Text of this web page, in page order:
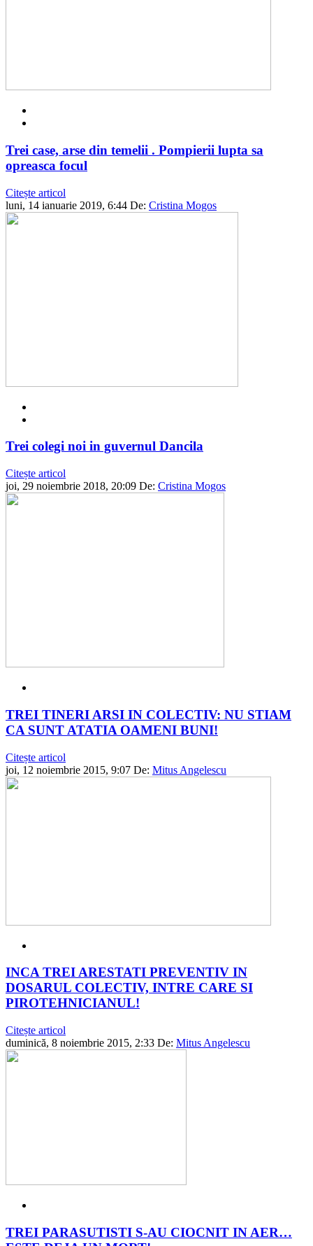
Trei case, arse din temelii . Pompierii lupta sa
opreasca focul
Citește articol
luni, 14 ianuarie 2019, 6:44 De: Cristina Mogos
Trei colegi noi in guvernul Dancila
Citește articol
joi, 29 noiembrie 2018, 20:09 De: Cristina Mogos
TREI TINERI ARSI IN COLECTIV: NU STIAM
CA SUNT ATATIA OAMENI BUNI!
Citește articol
joi, 12 noiembrie 2015, 9:07 De: Mitus Angelescu
INCA TREI ARESTATI PREVENTIV IN
DOSARUL COLECTIV, INTRE CARE SI
PIROTEHNICIANUL!
Citește articol
duminică, 8 noiembrie 2015, 2:33 De: Mitus Angelescu
TREI PARASUTISTI S-AU CIOCNIT IN AER…